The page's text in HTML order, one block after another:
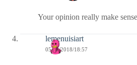
Your opinion really make sense
lemenuisiart
05/06/2018/18:57